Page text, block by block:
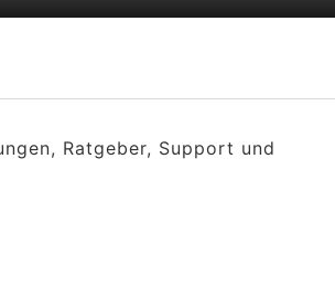
Ratgeber, Support und